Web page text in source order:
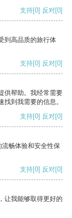
支持[0] 反对[0]
到高品质的旅行体
支持[0] 反对[0]
供帮助。我经常需要
到我需要的信息。
支持[0] 反对[0]
畅体验和安全性保
支持[0] 反对[0]
让我能够取得更好的